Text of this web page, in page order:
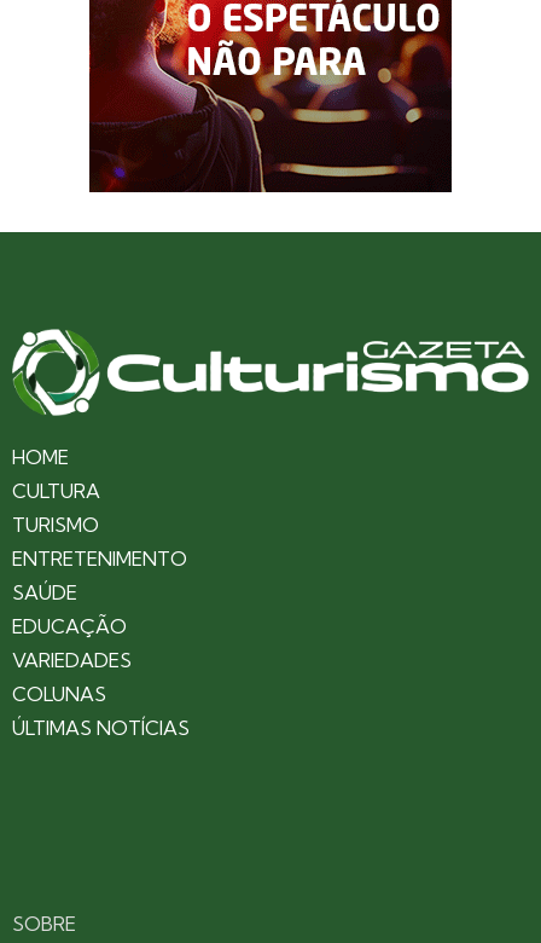
HOME
CULTURA
TURISMO
ENTRETENIMENTO
SAÚDE
EDUCAÇÃO
VARIEDADES
COLUNAS
ÚLTIMAS NOTÍCIAS
SOBRE